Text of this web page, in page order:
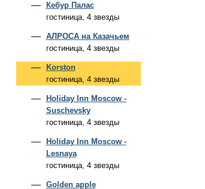
Кебур Палас
гостиница, 4 звезды
АЛРОСА на Казачьем
гостиница, 4 звезды
Korston
гостиница, 4 звезды
Holiday Inn Moscow -
Suschevsky
гостиница, 4 звезды
Holiday Inn Moscow -
Lesnaya
гостиница, 4 звезды
Golden apple